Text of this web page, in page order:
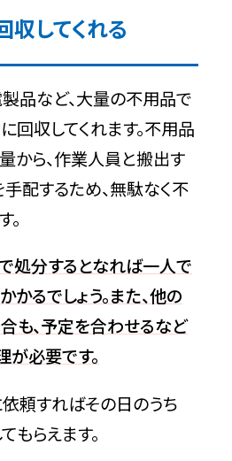
してくれる
品など、大量の不用品で
回収してくれます。不用品
から、作業人員と搬出す
配するため、無駄なく不
処分するとなれば一人で
るでしょう。また、他の
も、予定を合わせるなど
が必要です。
頼すればその日のうち
もらえます。